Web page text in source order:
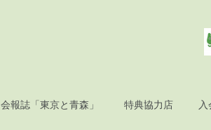
会報誌「東京と青森」 特典協力店